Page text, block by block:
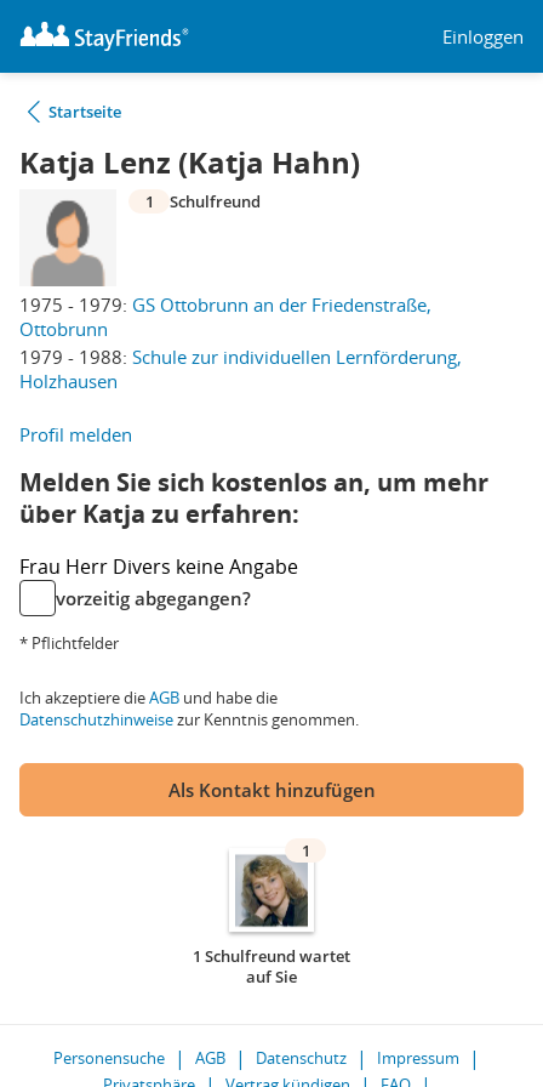
Einloggen
Startseite
Katja Lenz (Katja Hahn)
1975 - 1979: GS Ottobrunn an der Friedenstraße,
Ottobrunn
1979 - 1988: Schule zur individuellen Lernförderung,
Holzhausen
1 Schulfreund
Profil melden
Melden Sie sich kostenlos an, um mehr
über Katja zu erfahren:
Frau Herr Divers keine Angabe
vorzeitig abgegangen?
* Pflichtfelder
Ich akzeptiere dieAGB und habe die
Datenschutzhinweisezur Kenntnis genommen.
Als Kontakt hinzufügen
1
1 Schulfreund wartet
auf Sie
Personensuche AGB Datenschutz
Impressum